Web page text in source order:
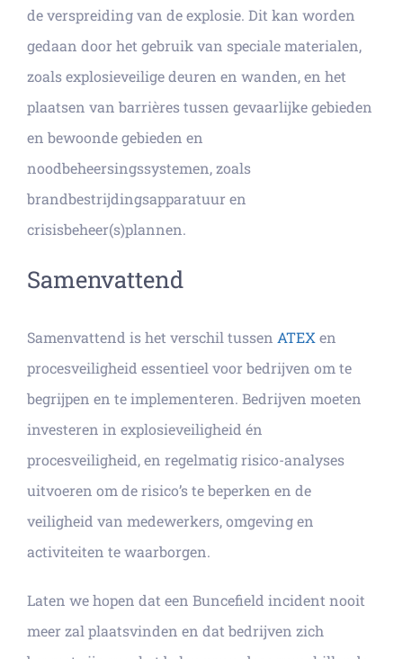
de verspreiding van de explosie. Dit kan worden
gedaan door het gebruik van speciale materialen,
zoals explosieveilige deuren en wanden, en het
plaatsen van barrières tussen gevaarlijke gebieden
en bewoonde gebieden en
noodbeheersingssystemen, zoals
brandbestrijdingsapparatuur en
crisisbeheer(s)plannen.
Samenvattend
Samenvattend is het verschil tussen ATEX en
procesveiligheid essentieel voor bedrijven om te
begrijpen en te implementeren. Bedrijven moeten
investeren in explosieveiligheid én
procesveiligheid, en regelmatig risico-analyses
uitvoeren om de risico’s te beperken en de
veiligheid van medewerkers, omgeving en
activiteiten te waarborgen.
Laten we hopen dat een Buncefield incident nooit
meer zal plaatsvinden en dat bedrijven zich